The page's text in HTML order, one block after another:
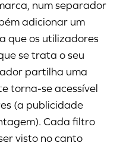
num separador
adicionar um
que os utilizadores
se trata o seu
partilha uma
torna-se acessível
(a publicidade
Cada filtro
visto no canto